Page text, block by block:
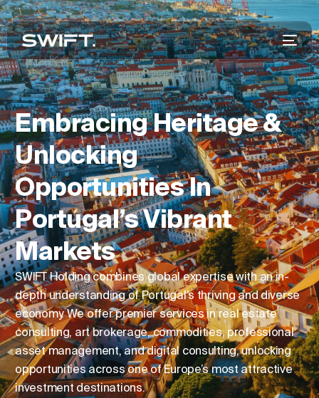
Embracing Heritage &
Unlocking
Opportunities In
Portugal’s Vibrant
Markets
SWIFT Holding combines global expertise with an in-
depth understanding of Portugal’s thriving and diverse
economy. We offer premier services in real estate
consulting, art brokerage, commodities, professional
asset management, and digital consulting, unlocking
opportunities across one of Europe’s most attractive
investment destinations.
Changer de lieu